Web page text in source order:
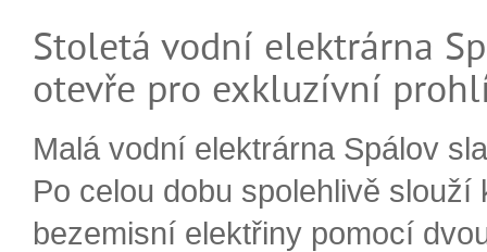
Stoletá vodní elektrárna
otevře pro exkluzívní
Malá vodní elektrárna Spálov
Po celou dobu spolehlivě slouží
bezemisní elektřiny pomocí